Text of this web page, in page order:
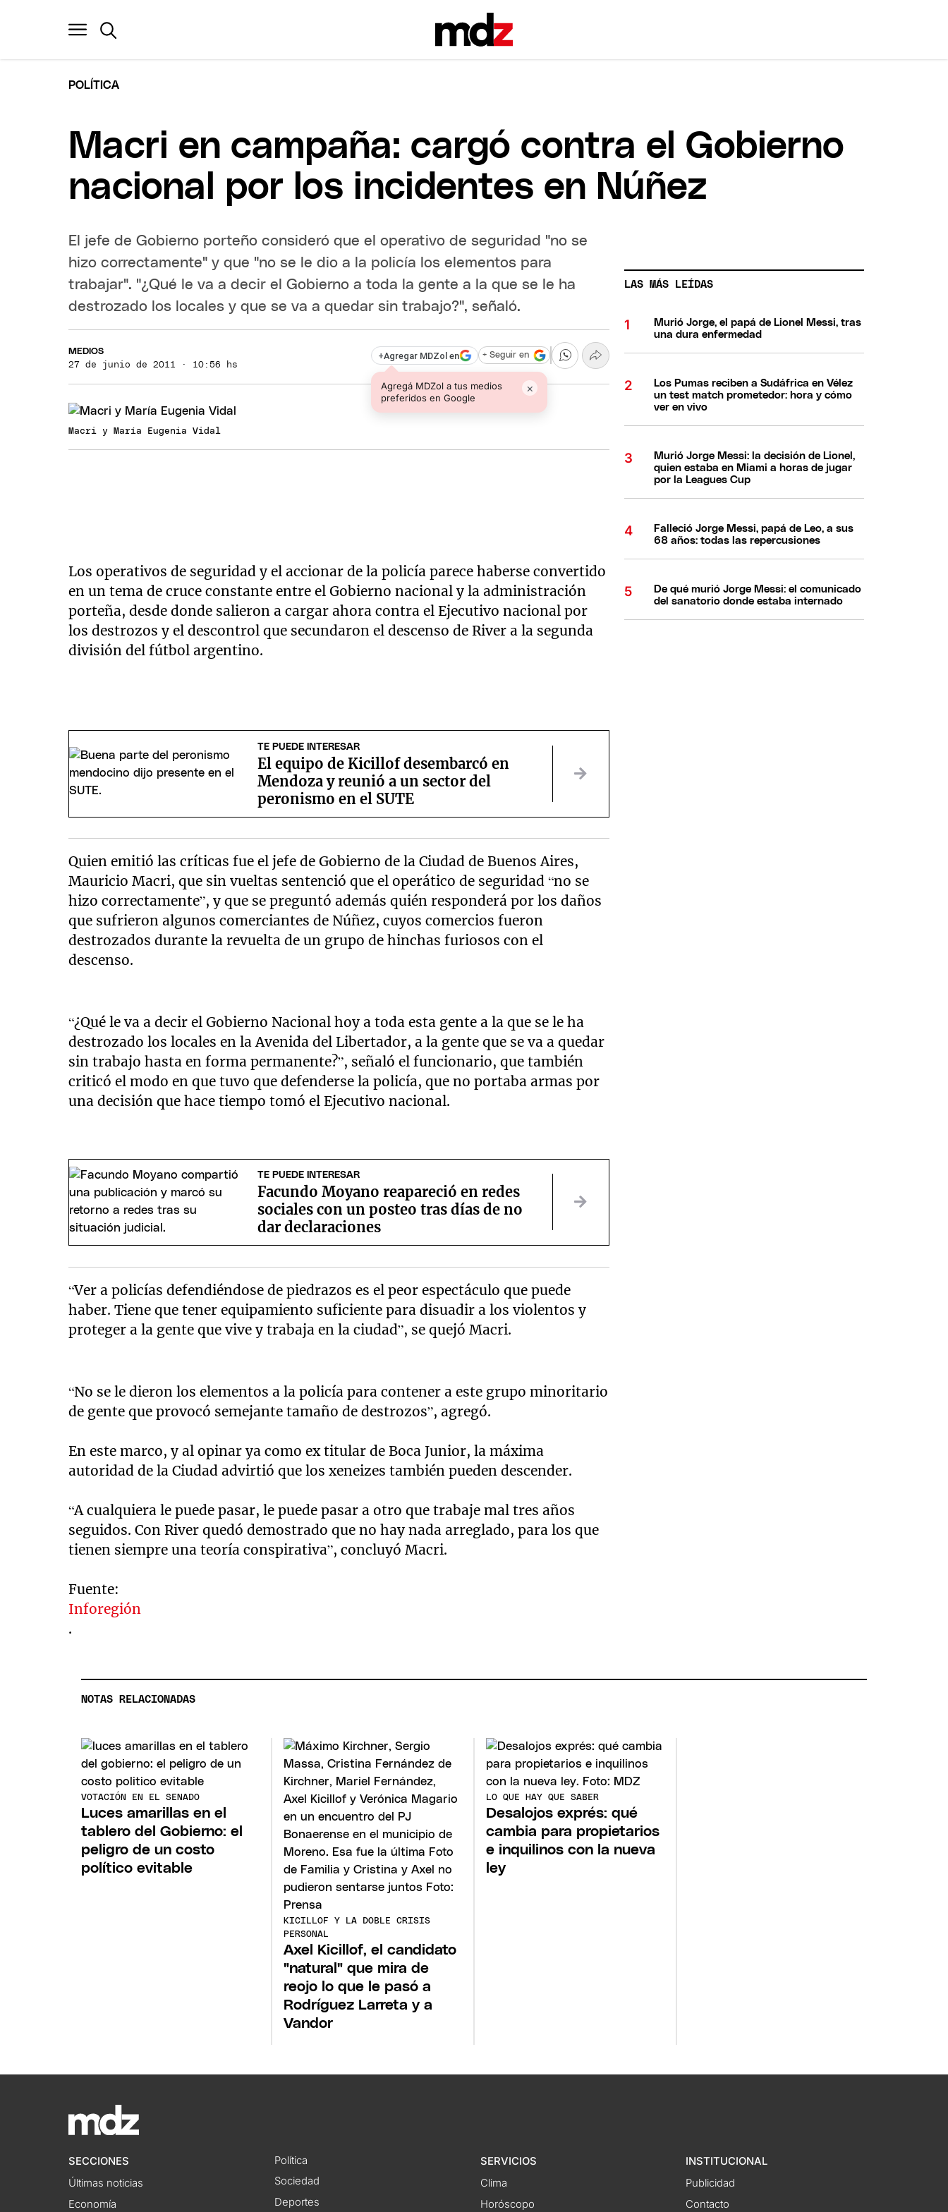
POLÍTICA
Macri en campaña: cargó contra el Gobierno
nacional por los incidentes en Núñez
El jefe de Gobierno porteño consideró que el operativo de seguridad "no se
hizo correctamente" y que "no se le dio a la policía los elementos para
trabajar". "¿Qué le va a decir el Gobierno a toda la gente a la que se le ha
destrozado los locales y que se va a quedar sin trabajo?", señaló.
MEDIOS
27 de junio de 2011 · 10:56 hs
+Agregar MDZol en
Agregá MDZol a tus medios
preferidos en Google
×
+ Seguir en
Macri y María Eugenia Vidal
Los operativos de seguridad y el accionar de la policía parece haberse convertido
en un tema de cruce constante entre el Gobierno nacional y la administración
porteña, desde donde salieron a cargar ahora contra el Ejecutivo nacional por
los destrozos y el descontrol que secundaron el descenso de River a la segunda
división del fútbol argentino.
TE PUEDE INTERESAR
El equipo de Kicillof desembarcó en
Mendoza y reunió a un sector del
peronismo en el SUTE
Quien emitió las críticas fue el jefe de Gobierno de la Ciudad de Buenos Aires,
Mauricio Macri, que sin vueltas sentenció que el operático de seguridad “no se
hizo correctamente”, y que se preguntó además quién responderá por los daños
que sufrieron algunos comerciantes de Núñez, cuyos comercios fueron
destrozados durante la revuelta de un grupo de hinchas furiosos con el
descenso.
“¿Qué le va a decir el Gobierno Nacional hoy a toda esta gente a la que se le ha
destrozado los locales en la Avenida del Libertador, a la gente que se va a quedar
sin trabajo hasta en forma permanente?”, señaló el funcionario, que también
criticó el modo en que tuvo que defenderse la policía, que no portaba armas por
una decisión que hace tiempo tomó el Ejecutivo nacional.
TE PUEDE INTERESAR
Facundo Moyano reapareció en redes
sociales con un posteo tras días de no
dar declaraciones
“Ver a policías defendiéndose de piedrazos es el peor espectáculo que puede
haber. Tiene que tener equipamiento suficiente para disuadir a los violentos y
proteger a la gente que vive y trabaja en la ciudad”, se quejó Macri.
“No se le dieron los elementos a la policía para contener a este grupo minoritario
de gente que provocó semejante tamaño de destrozos”, agregó.
En este marco, y al opinar ya como ex titular de Boca Junior, la máxima
autoridad de la Ciudad advirtió que los xeneizes también pueden descender.
“A cualquiera le puede pasar, le puede pasar a otro que trabaje mal tres años
seguidos. Con River quedó demostrado que no hay nada arreglado, para los que
tienen siempre una teoría conspirativa”, concluyó Macri.
Fuente:
Inforegión
.
LAS MÁS LEÍDAS
Murió Jorge, el papá de Lionel Messi, tras
una dura enfermedad
Los Pumas reciben a Sudáfrica en Vélez
un test match prometedor: hora y cómo
ver en vivo
Murió Jorge Messi: la decisión de Lionel,
quien estaba en Miami a horas de jugar
por la Leagues Cup
Falleció Jorge Messi, papá de Leo, a sus
68 años: todas las repercusiones
De qué murió Jorge Messi: el comunicado
del sanatorio donde estaba internado
NOTAS RELACIONADAS
VOTACIÓN EN EL SENADO
Luces amarillas en el
tablero del Gobierno: el
peligro de un costo
político evitable
KICILLOF Y LA DOBLE CRISIS
PERSONAL
Axel Kicillof, el candidato
"natural" que mira de
reojo lo que le pasó a
Rodríguez Larreta y a
Vandor
LO QUE HAY QUE SABER
Desalojos exprés: qué
cambia para propietarios
e inquilinos con la nueva
ley
SECCIONES
Últimas noticias
Economía
Política
Sociedad
Deportes
SERVICIOS
Clima
Horóscopo
INSTITUCIONAL
Publicidad
Contacto